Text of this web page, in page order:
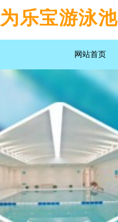
网站首页
为乐宝游泳池